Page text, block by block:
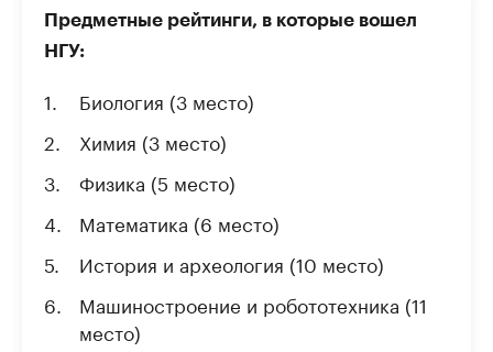
Предметные рейтинги, в которые вошел
НГУ:
Биология (3 место)
Химия (3 место)
Физика (5 место)
Математика (6 место)
История и археология (10 место)
Машиностроение и робототехника (11
место)